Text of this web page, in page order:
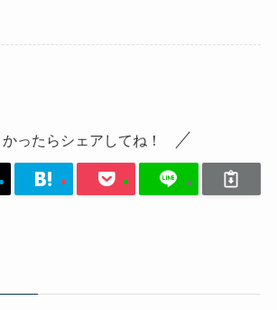
かったらシェアしてね！